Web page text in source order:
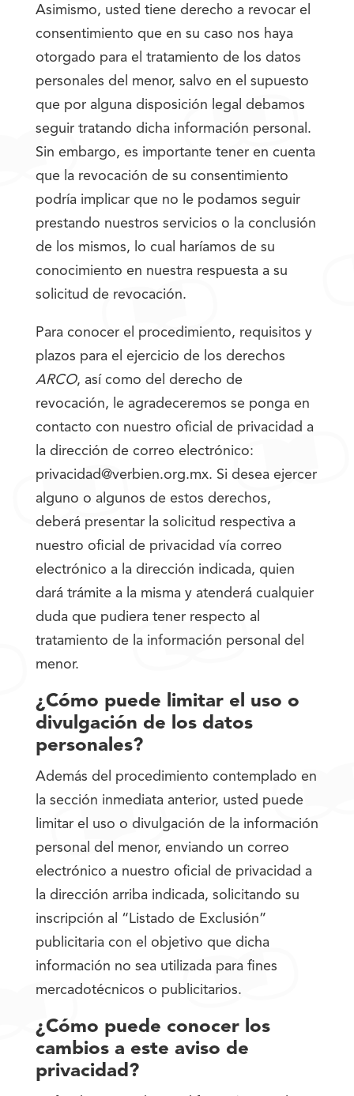
Asimismo, usted tiene derecho a revocar el
consentimiento que en su caso nos haya
otorgado para el tratamiento de los datos
personales del menor, salvo en el supuesto
que por alguna disposición legal debamos
seguir tratando dicha información personal.
Sin embargo, es importante tener en cuenta
que la revocación de su consentimiento
podría implicar que no le podamos seguir
prestando nuestros servicios o la conclusión
de los mismos, lo cual haríamos de su
conocimiento en nuestra respuesta a su
solicitud de revocación.
Para conocer el procedimiento, requisitos y
plazos para el ejercicio de los derechos
ARCO, así como del derecho de
revocación, le agradeceremos se ponga en
contacto con nuestro oficial de privacidad a
la dirección de correo electrónico:
privacidad@verbien.org.mx. Si desea ejercer
alguno o algunos de estos derechos,
deberá presentar la solicitud respectiva a
nuestro oficial de privacidad vía correo
electrónico a la dirección indicada, quien
dará trámite a la misma y atenderá cualquier
duda que pudiera tener respecto al
tratamiento de la información personal del
menor.
¿Cómo puede limitar el uso o
divulgación de los datos
personales?
Además del procedimiento contemplado en
la sección inmediata anterior, usted puede
limitar el uso o divulgación de la información
personal del menor, enviando un correo
electrónico a nuestro oficial de privacidad a
la dirección arriba indicada, solicitando su
inscripción al “Listado de Exclusión”
publicitaria con el objetivo que dicha
información no sea utilizada para fines
mercadotécnicos o publicitarios.
¿Cómo puede conocer los
cambios a este aviso de
privacidad?